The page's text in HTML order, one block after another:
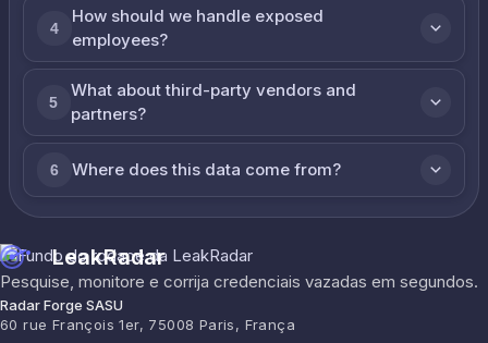
4
How should we handle exposed
employees?
5
What about third-party vendors and
partners?
6 Where does this data come from?
LeakRadar
Pesquise, monitore e corrija credenciais vazadas em segundos.
Radar Forge SASU
60 rue François 1er, 75008 Paris, França